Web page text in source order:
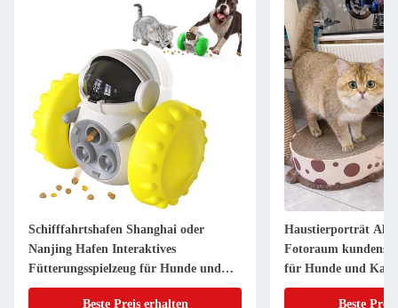
Schifffahrtshafen Shanghai oder
Nanjing Hafen Interaktives
Fütterungsspielzeug für Hunde und
Katzen
Beste Preis erhalten
Haustierporträt
Fotoraum
für Hunde und
Beste